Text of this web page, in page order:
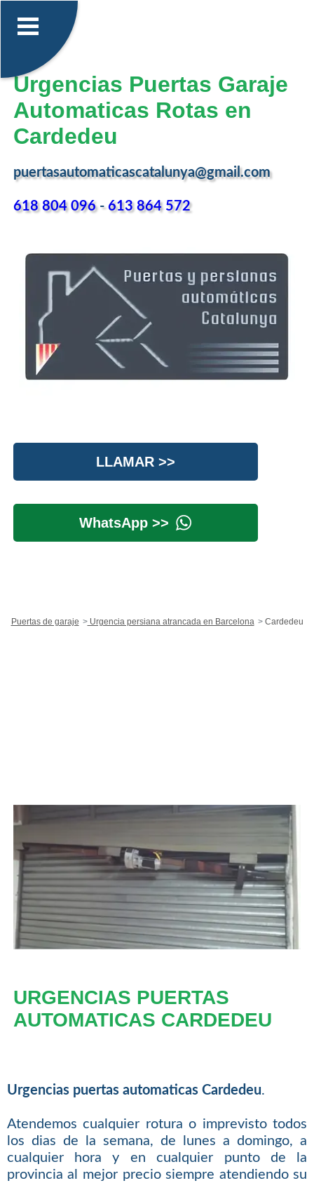
Urgencias Puertas Garaje
Automaticas Rotas en
Cardedeu
puertasautomaticascatalunya@gmail.com
618 804 096-613 864 572
LLAMAR >>
WhatsApp >>
Puertas de garaje Urgencia persiana atrancada en Barcelona Cardedeu
URGENCIAS PUERTAS
AUTOMATICAS CARDEDEU
Urgencias puertas automaticas Cardedeu.
Atendemos cualquier rotura o imprevisto todos
los dias de la semana, de lunes a domingo, a
cualquier hora y en cualquier punto de la
provincia al mejor precio siempre atendiendo su